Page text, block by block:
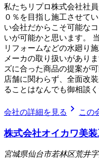
私たちリプロ株式会社社
０％を目指し施工させて
い会社だからこそ可能な
いが可能かと思います。
リフォームなどの水廻り
メーカの取り扱いがあり
ズに合った商品の提案が
店舗に関わらず、全面改
ることはなんでも御相談く
会社の詳細を見る chevron_right この
株式会社オイカワ美
宮城県仙台市若林区荒井